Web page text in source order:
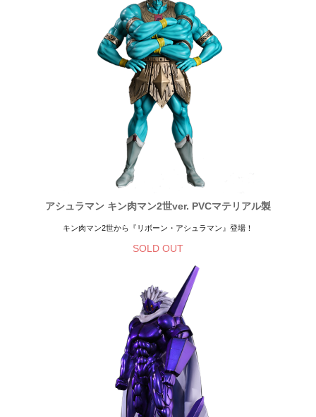
アシュラマン キン肉マン2世ver. PVCマテリアル製
キン肉マン2世から『リボーン・アシュラマン』登場！
SOLD OUT